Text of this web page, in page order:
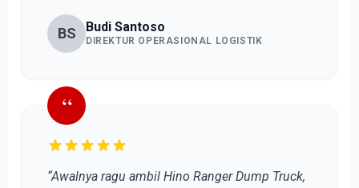
BS Budi Santoso
DIREKTUR OPERASIONAL LOGISTIK
“
“Awalnya ragu ambil Hino Ranger Dump Truck,